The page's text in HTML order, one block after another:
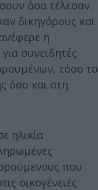
όσα τέλεσαν.
δικηγόρους και
η
συνειδητές
τόσο το
όσο και στη
ηλικία
που
οικογένειές